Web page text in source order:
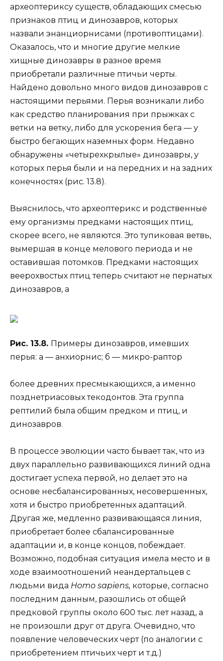
археоптериксу существ, обладающих смесью
признаков птиц и динозавров, которых
назвали энанциорнисами (противоптицами).
Оказалось, что и многие другие мелкие
хищные динозавры в разное время
приобретали различные птичьи черты.
Найдено довольно много видов динозавров с
настоящими перьями. Перья возникали либо
как средство планирования при прыжках с
ветки на ветку, либо для ускорения бега — у
быстро бегающих наземных форм. Недавно
обнаружены «четырехкрылые» динозавры, у
которых перья были и на передних и на задних
конечностях (рис. 13.8).
Выяснилось, что археоптерикс и родственные
ему организмы предками настоящих птиц,
скорее всего, не являются. Это тупиковая ветвь,
вымершая в конце мелового периода и не
оставившая потомков. Предками настоящих
веерохвостых птиц теперь считают не пернатых
динозавров, а
Рис. 13.8. Примеры динозавров, имевших
перья: а — анхиорнис; б — микро-раптор
более древних пресмыкающихся, а именно
позднетриасовых текодонтов. Эта группа
рептилий была общим предком и птиц, и
динозавров.
В процессе эволюции часто бывает так, что из
двух параллельно развивающихся линий одна
достигает успеха первой, но делает это на
основе несбалансированных, несовершенных,
хотя и быстро приобретенных адаптаций.
Другая же, медленно развивающаяся линия,
приобретает более сбалансированные
адаптации и, в конце концов, побеждает.
Возможно, подобная ситуация имела место и в
ходе взаимоотношений неандертальцев с
людьми вида Homo sapiens, которые, согласно
последним данным, разошлись от общей
предковой группы около 600 тыс. лет назад, а
не произошли друг от друга. Очевидно, что
появление человеческих черт (по аналогии с
приобретением птичьих черт и т.д.)